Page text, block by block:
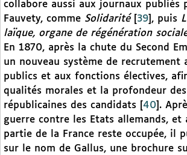
collabore aussi aux journaux publiés
Fauvety, comme Solidarité[ 39 , puis
laïque, organe de régénération
En 1870, après la chute du Second
un nouveau système de recrutement
publics et aux fonctions électives,
qualités morales et la profondeur
républicaines des candidats
40 .
guerre contre les Etats allemands, et
partie de la France reste occupée, il
sur le nom de Gallus, une brochure